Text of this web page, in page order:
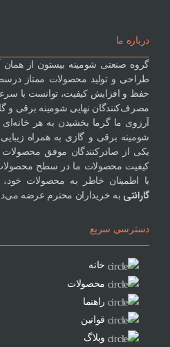
درباره ما
گروه صنعتی شومینه بیستون از
طراحی و تولید محصولات ممتاز
حفظ و افزایش کیفیت، توانست با سرعت
مصرف‌کنندگان نهایی شومینه برقی و
آرزوی ما گرما بخشیدن به هر خانه‌ای
شومینه برقی و گازی به همراه
یکی از صادرکنندگان موفق
کیفیت محصولات ما در سطح
با اطمینان خاطر به محصولات
گارانتی به خریداران محترم عرضه
دسترسی سریع
خانه
محصولات
راهنما
قوانین
وبلاگ